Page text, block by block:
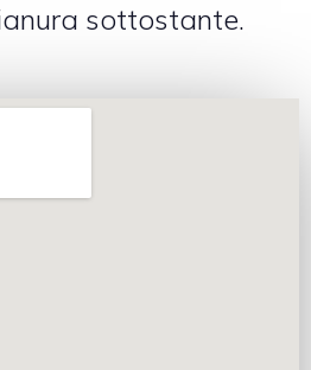
sottostante.